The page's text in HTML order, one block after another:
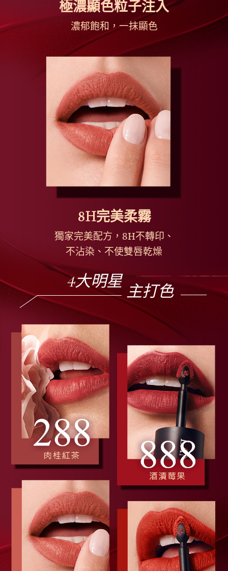
極濃顯色粒子注入
濃郁飽和，一抹顯色
8H完美柔霧
獨家完美配方，8H不轉印、
不沾染、不使雙唇乾燥
4大明星
主打色